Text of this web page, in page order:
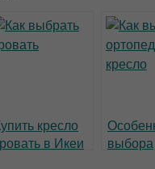
кресло
в Икеи
выбора